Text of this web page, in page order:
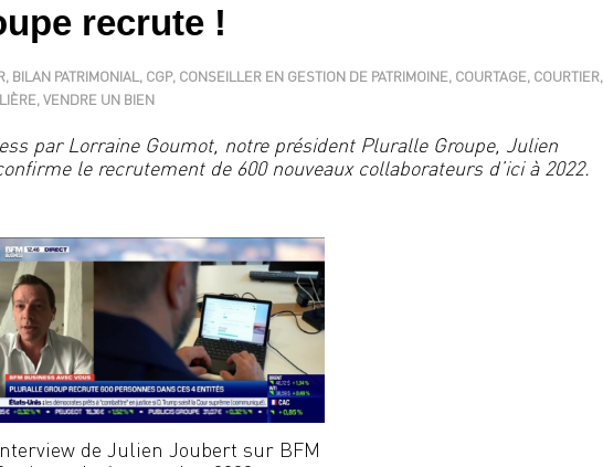
recrute !
, BILAN PATRIMONIAL , CGP, CONSEILLER EN GESTION DE PATRIMOINE, COURTAGE, COURTIER,
, VENDRE UN BIEN
par Lorraine Goumot, notre président Pluralle Groupe, Julien
le recrutement de 600 nouveaux collaborateurs d’ici à 2022.
de Julien Joubert sur BFM